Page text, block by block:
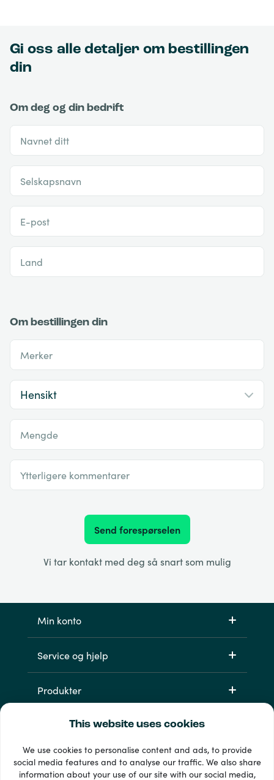
This website uses cookies
We use cookies to personalise content and ads, to provide
social media features and to analyse our traffic. We also share
information about your use of our site with our social media,
Gi oss alle detaljer om bestillingen
din
Om deg og din bedrift
Navnet ditt
Selskapsnavn
E-post
Land
Om bestillingen din
Merker
Mengde
Ytterligere kommentarer
Send forespørselen
Vi tar kontakt med deg så snart som mulig
Min konto
Service og hjelp
Produkter